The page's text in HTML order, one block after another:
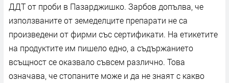
ДДТ от проби в Пазарджишко. Зарбов допълва, че
използваните от земеделците препарати не са
произведени от фирми със сертификати. На етикетите
на продуктите им пишело едно, а съдържанието
всъщност се оказвало съвсем различно. Това
означава, че стопаните може и да не знаят с какво